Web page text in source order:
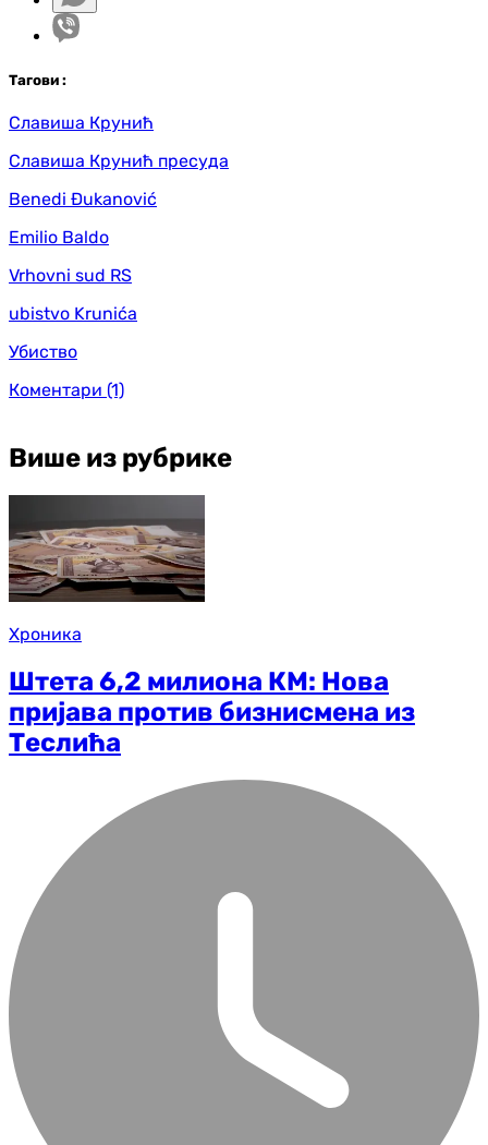
Тагови :
Славиша Крунић
Славиша Крунић пресуда
Benedi Đukanović
Emilio Baldo
Vrhovni sud RS
ubistvo Krunića
Убиство
Коментари (1)
Више из рубрике
Хроника
Штета 6,2 милиона КМ: Нова
пријава против бизнисмена из
Теслића